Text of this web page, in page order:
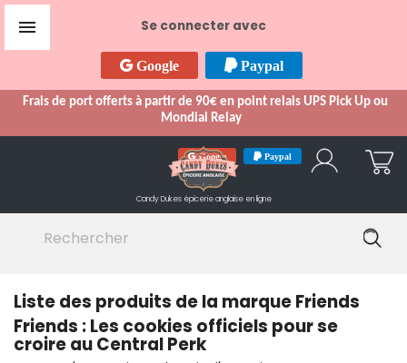
Se connecter avec
Google Paypal
Frais de port offerts à partir de 90€ en point relais UPS Pick Up ou
Mondial Relay

Google Paypal
Candy Dukes épicerie anglaise en ligne
Liste des produits de la marque Friends
Friends : Les cookies officiels pour se
croire au Central Perk